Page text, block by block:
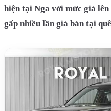
hiện tại Nga với mức giá lên
gấp nhiều lần giá bán tại